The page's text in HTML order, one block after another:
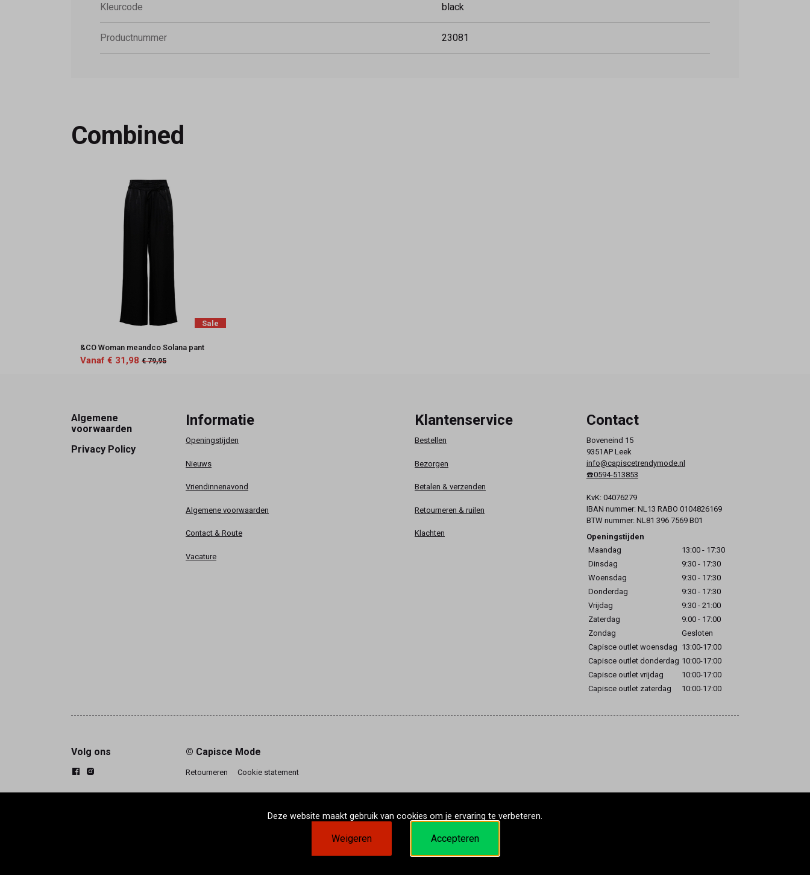
Kleurcode black
Productnummer 23081
Combined
Sale
&CO Woman meandco Solana pant
Vanaf € 31,98 € 79,95
Footer
Algemene
voorwaarden
Privacy Policy
Informatie
Openingstijden
Nieuws
Vriendinnenavond
Algemene voorwaarden
Contact & Route
Vacature
Klantenservice
Bestellen
Bezorgen
Betalen & verzenden
Retourneren & ruilen
Klachten
Contact
Boveneind 15
9351AP Leek
info@capiscetrendymode.nl
☎️0594-513853
KvK: 04076279
IBAN nummer: NL13 RABO 0104826169
BTW nummer: NL81 396 7569 B01
Openingstijden
Maandag
13:00 - 17:30
Dinsdag
9:30 - 17:30
Woensdag
9:30 - 17:30
Donderdag
9:30 - 17:30
Vrijdag
9:30 - 21:00
Zaterdag
9:00 - 17:00
Zondag
Gesloten
Capisce outlet woensdag 13:00-17:00
Capisce outlet donderdag 10:00-17:00
Capisce outlet vrijdag
10:00-17:00
Capisce outlet zaterdag
10:00-17:00
Volg ons © Capisce Mode
Retourneren Cookie statement
Deze website maakt gebruik van cookies om je ervaring te verbeteren.
Weigeren Accepteren